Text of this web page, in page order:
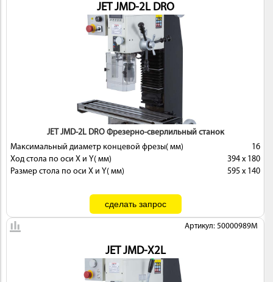
JET JMD-2L DRO
JET JMD-2L DRO Фрезерно-сверлильный станок
Максимальный диаметр концевой фрезы( мм)
16
Ход стола по оси X и Y( мм)
394 x 180
Размер стола по оси X и Y( мм)
595 x 140
Артикул: 50000989M
JET JMD-X2L